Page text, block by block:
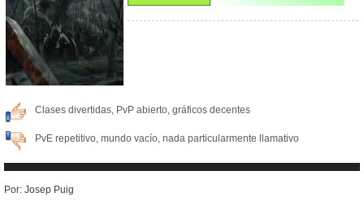
Clases divertidas, PvP abierto, gráficos decentes
PvE repetitivo, mundo vacío, nada particularmente llamativo
Por: Josep Puig